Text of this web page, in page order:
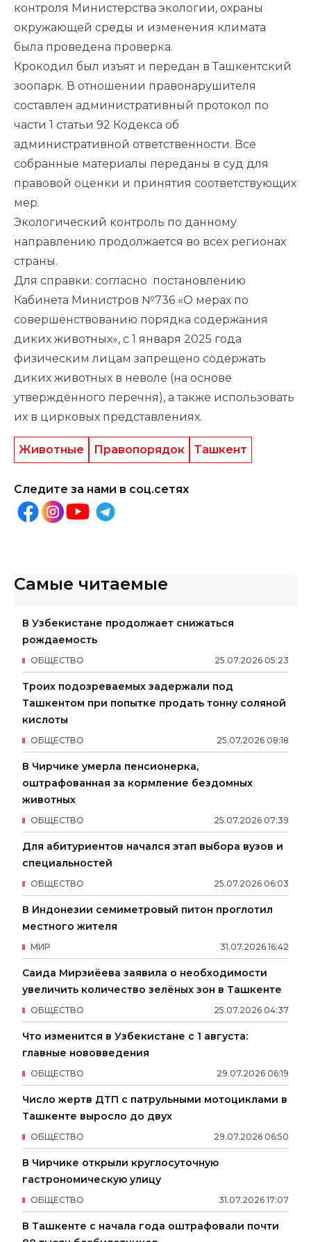
контроля Министерства экологии, охраны
окружающей среды и изменения климата
была проведена проверка.
Крокодил был изъят и передан в Ташкентский
зоопарк. В отношении правонарушителя
составлен административный протокол по
части 1 статьи 92 Кодекса об
административной ответственности. Все
собранные материалы переданы в суд для
правовой оценки и принятия соответствующих
мер.
Экологический контроль по данному
направлению продолжается во всех регионах
страны.
Для справки: согласно постановлению
Кабинета Министров №736 «О мерах по
совершенствованию порядка содержания
диких животных», с 1 января 2025 года
физическим лицам запрещено содержать
диких животных в неволе (на основе
утверждённого перечня), а также использовать
их в цирковых представлениях.
Животные Правопорядок Ташкент
Следите за нами в соц.сетях
Самые читаемые
В Узбекистане продолжает снижаться
рождаемость
25.07.2026 05:23
ОБЩЕСТВО
Троих подозреваемых задержали под
Ташкентом при попытке продать тонну соляной
кислоты
25.07.2026 08:18
ОБЩЕСТВО
В Чирчике умерла пенсионерка,
оштрафованная за кормление бездомных
животных
25.07.2026 07:39
ОБЩЕСТВО
Для абитуриентов начался этап выбора вузов и
специальностей
25.07.2026 06:03
ОБЩЕСТВО
В Индонезии семиметровый питон проглотил
местного жителя
31.07.2026 16:42
МИР
Саида Мирзиёева заявила о необходимости
увеличить количество зелёных зон в Ташкенте
25.07.2026 04:37
ОБЩЕСТВО
Что изменится в Узбекистане с 1 августа:
главные нововведения
29.07.2026 06:19
ОБЩЕСТВО
Число жертв ДТП с патрульными мотоциклами в
Ташкенте выросло до двух
29.07.2026 06:50
ОБЩЕСТВО
В Чирчике открыли круглосуточную
гастрономическую улицу
31.07.2026 17:07
ОБЩЕСТВО
В Ташкенте с начала года оштрафовали почти